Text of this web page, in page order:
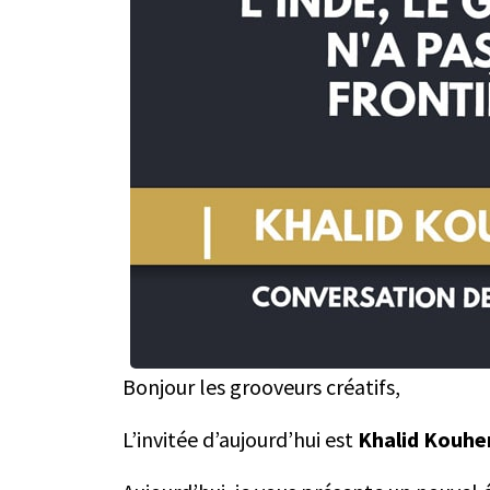
Bonjour les grooveurs créatifs,
L’invitée d’aujourd’hui est Khalid